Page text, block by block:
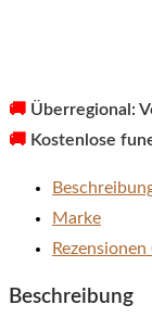
🚚 Überregional:
🚚 Kostenlose
Marke
Rezensionen
Beschreibung